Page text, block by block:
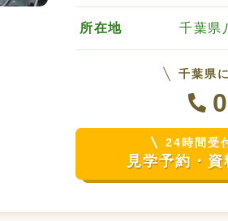
所在地 千葉県
千葉県
24時間受
見学予約・資